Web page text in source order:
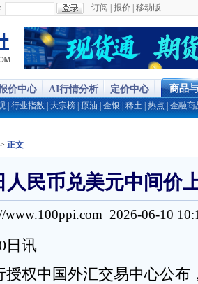
订阅 报价 移动版
价中心 AI行情分析 定价中心 商品
行业指数 大宗榜 原油 金银 稀土 热点 金融商
> 正文
人民币兑美元中间价
www.100ppi.com 2026-06-10
日讯
授权中国外汇交易中心公布